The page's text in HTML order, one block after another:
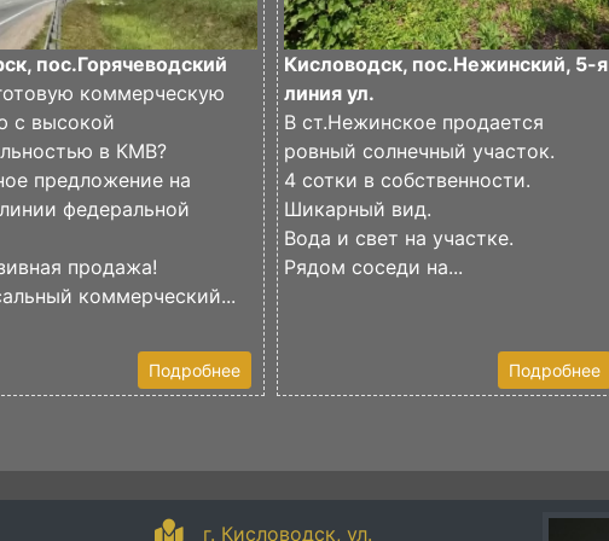
пос.Горячеводский
коммерческую
с высокой
в КМВ?
предложение на
федеральной
продажа!
коммерческий...
Подробнее
Кисловодск, пос.Нежинский, 5-я
линия ул.
В ст.Нежинское продается
ровный солнечный участок.
4 сотки в собственности.
Шикарный вид.
Вода и свет на участке.
Рядом соседи на...
Подробнее
г. Кисловодск, ул.